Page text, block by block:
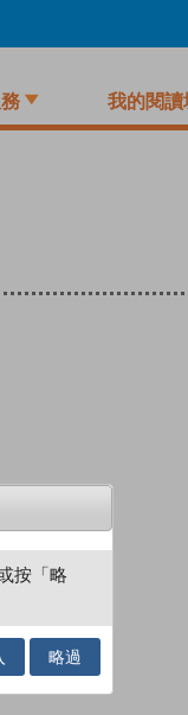
我的閱讀
讀紀錄
按「略
略過